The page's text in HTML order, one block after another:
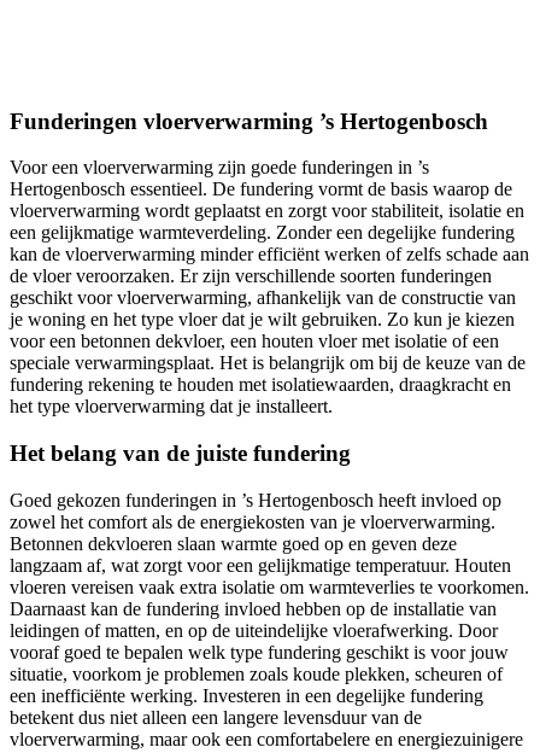
Funderingen vloerverwarming ’s Hertogenbosch
Voor een vloerverwarming zijn goede funderingen in ’s
Hertogenbosch essentieel. De fundering vormt de basis waarop de
vloerverwarming wordt geplaatst en zorgt voor stabiliteit, isolatie en
een gelijkmatige warmteverdeling. Zonder een degelijke fundering
kan de vloerverwarming minder efficiënt werken of zelfs schade aan
de vloer veroorzaken. Er zijn verschillende soorten funderingen
geschikt voor vloerverwarming, afhankelijk van de constructie van
je woning en het type vloer dat je wilt gebruiken. Zo kun je kiezen
voor een betonnen dekvloer, een houten vloer met isolatie of een
speciale verwarmingsplaat. Het is belangrijk om bij de keuze van de
fundering rekening te houden met isolatiewaarden, draagkracht en
het type vloerverwarming dat je installeert.
Het belang van de juiste fundering
Goed gekozen funderingen in ’s Hertogenbosch heeft invloed op
zowel het comfort als de energiekosten van je vloerverwarming.
Betonnen dekvloeren slaan warmte goed op en geven deze
langzaam af, wat zorgt voor een gelijkmatige temperatuur. Houten
vloeren vereisen vaak extra isolatie om warmteverlies te voorkomen.
Daarnaast kan de fundering invloed hebben op de installatie van
leidingen of matten, en op de uiteindelijke vloerafwerking. Door
vooraf goed te bepalen welk type fundering geschikt is voor jouw
situatie, voorkom je problemen zoals koude plekken, scheuren of
een inefficiënte werking. Investeren in een degelijke fundering
betekent dus niet alleen een langere levensduur van de
vloerverwarming, maar ook een comfortabelere en energiezuinigere